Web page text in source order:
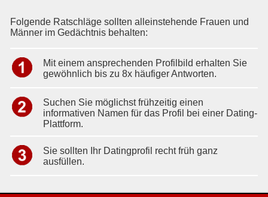
Folgende Ratschläge sollten alleinstehende Frauen und
Männer im Gedächtnis behalten:
Mit einem ansprechenden Profilbild erhalten Sie
gewöhnlich bis zu 8x häufiger Antworten.
Suchen Sie möglichst frühzeitig einen
informativen Namen für das Profil bei einer Dating-
Plattform.
Sie sollten Ihr Datingprofil recht früh ganz
ausfüllen.